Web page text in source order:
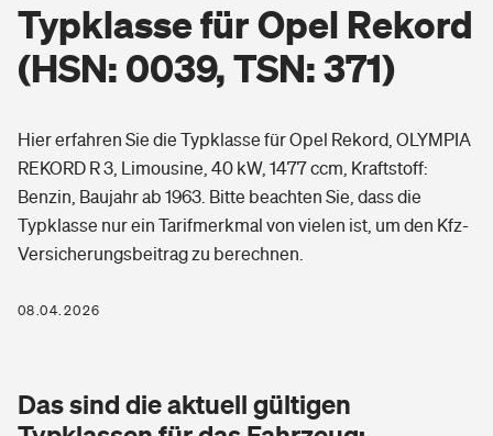
Berufsunfähigkeitsversicherung
Erwerbsunfähigkeitsversicherung
Grundfähigkeitsversicherung
Arbeitsrechtsschutz
Berufshaftpflichtversicherung
Zur Übersicht
Tools
Wohnen
Elementarversicherung
Glasversicherung
Freizeit
Pri­vate Haft­pflicht­
Gesundheit
Private Krankenversicherung
Dread-Disease-Versicherung
Typklasse für Opel Rekord
(HSN: 0039, TSN: 371)
Hier erfahren Sie die Typklasse für Opel Rekord, OLYMPIA
REKORD R 3, Limousine, 40 kW, 1477 ccm, Kraftstoff:
Benzin, Baujahr ab 1963. Bitte beachten Sie, dass die
Typklasse nur ein Tarifmerkmal von vielen ist, um den Kfz-
Versicherungsbeitrag zu berechnen.
08.04.2026
Das sind die aktuell gültigen